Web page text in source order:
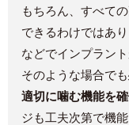
もちろん、すべて
できるわけではあ
などでインプラン
そのような場合でも
適切に噛む機能を
ジも工夫次第で機